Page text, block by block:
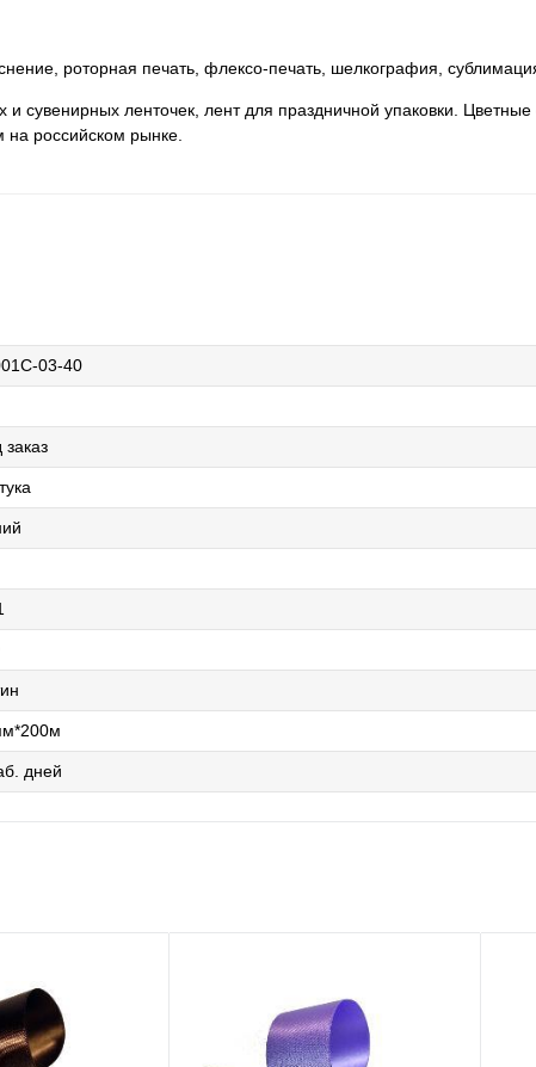
роторная печать, флексо-печать, шелкография,
сувенирных ленточек, лент для праздничной упаковки.
российском рынке.
03-40
заказ
дней